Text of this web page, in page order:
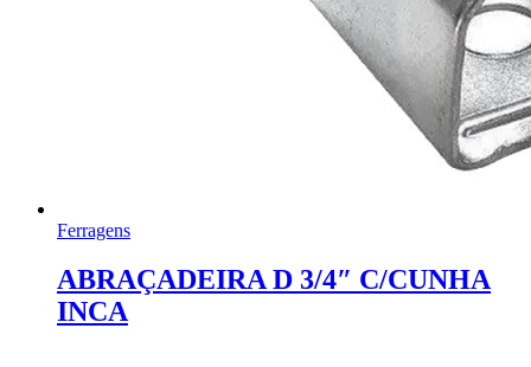
Ferragens
ABRAÇADEIRA D 3/4″ C/CUNHA
INCA